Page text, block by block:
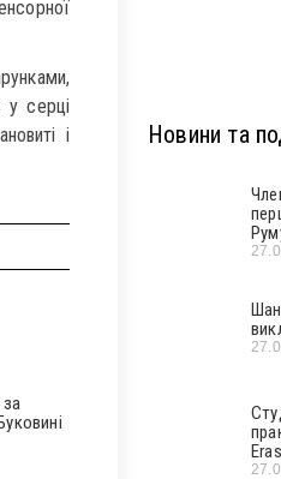
у серці
і
Новини та